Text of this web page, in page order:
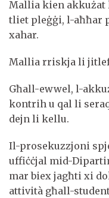
Mallia kien
tliet pleġġi, l-aħħar
xahar.
Mallia rriskja li jitlef
Għall-ewwel, l-
kontrih u qal li
dejn li kellu.
Il-prosekuzzjoni
uffiċċjal mid-
mar biex jagħti xi
attività għall-